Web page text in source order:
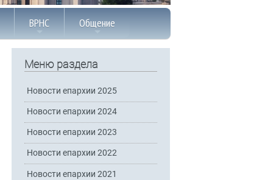
ВРНС Общение
Меню раздела
Новости епархии 2025
Новости епархии 2024
Новости епархии 2023
Новости епархии 2022
Новости епархии 2021